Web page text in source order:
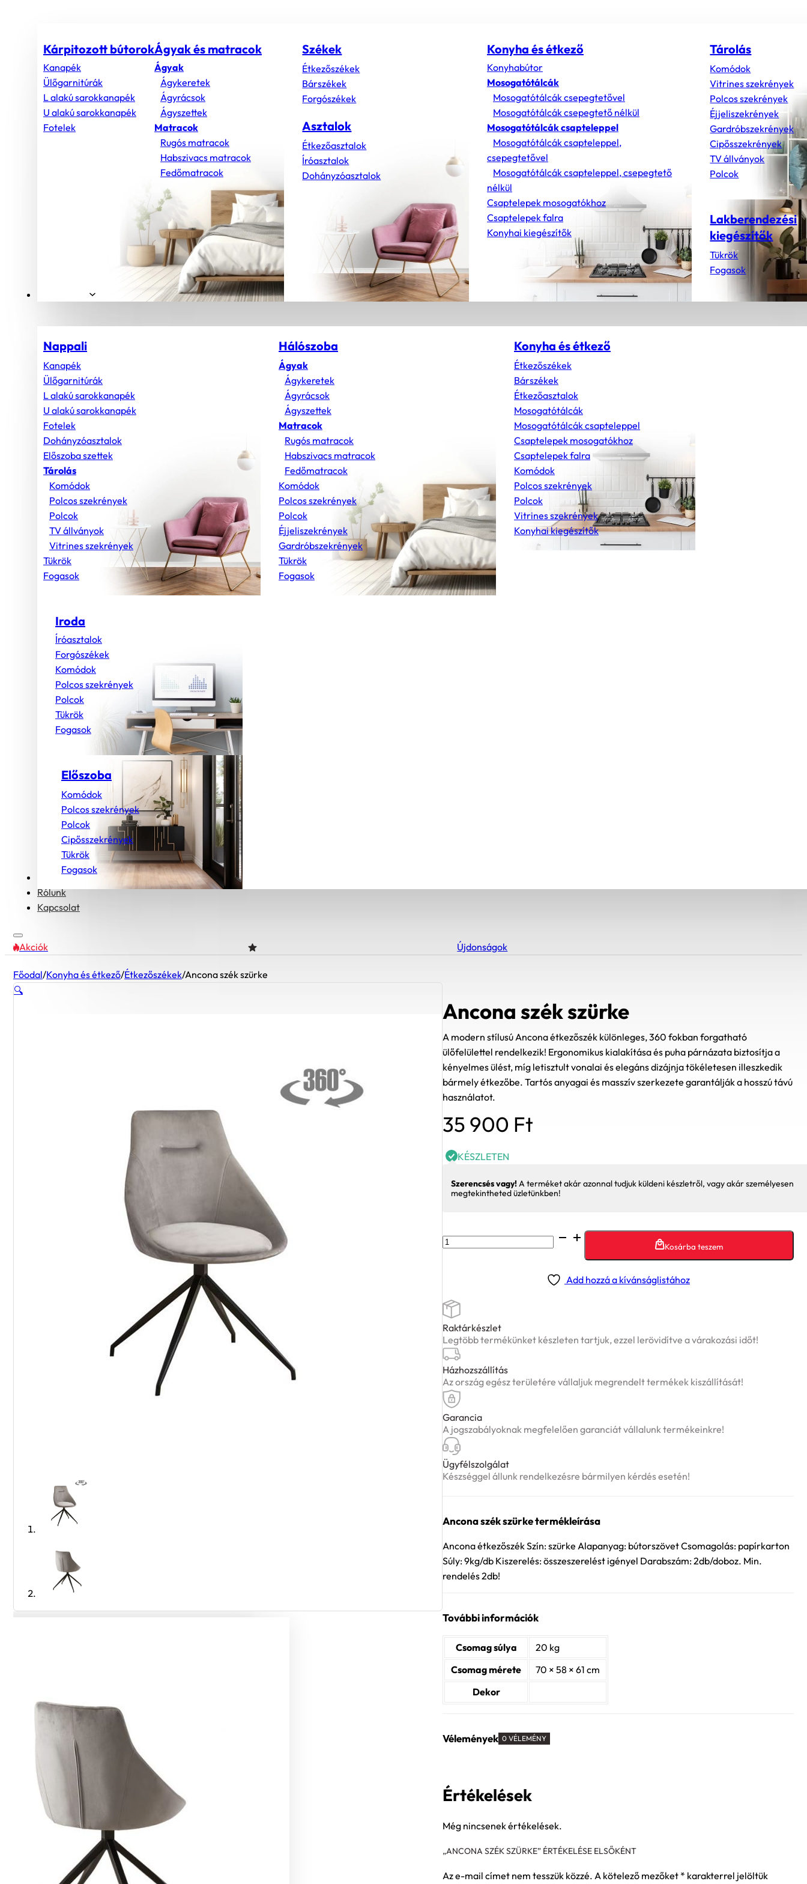
Kárpitozott bútorok
Kanapék
Ülőgarnitúrák
L alakú sarokkanapék
U alakú sarokkanapék
Fotelek
Ágyak és matracok
Ágyak
Ágykeretek
Ágyrácsok
Ágyszettek
Matracok
Rugós matracok
Habszivacs matracok
Fedőmatracok
Székek
Étkezőszékek
Bárszékek
Forgószékek
Asztalok
Étkezőasztalok
Íróasztalok
Dohányzóasztalok
Konyha és étkező
Konyhabútor
Mosogatótálcák
Mosogatótálcák csepegtetővel
Mosogatótálcák csepegtető nélkül
Mosogatótálcák csapteleppel
Mosogatótálcák csapteleppel,
csepegtetővel
Mosogatótálcák csapteleppel, csepegtető
nélkül
Csaptelepek mosogatókhoz
Csaptelepek falra
Konyhai kiegészítők
Tárolás
Komódok
Vitrines szekrények
Polcos szekrények
Éjjeliszekrények
Gardróbszekrények
Cipősszekrények
TV állványok
Polcok
Lakberendezési
kiegészítők
Tükrök
Fogasok
Nappali
Kanapék
Ülőgarnitúrák
L alakú sarokkanapék
U alakú sarokkanapék
Fotelek
Dohányzóasztalok
Előszoba szettek
Tárolás
Komódok
Polcos szekrények
Polcok
TV állványok
Vitrines szekrények
Tükrök
Fogasok
Hálószoba
Ágyak
Ágykeretek
Ágyrácsok
Ágyszettek
Matracok
Rugós matracok
Habszivacs matracok
Fedőmatracok
Komódok
Polcos szekrények
Polcok
Éjjeliszekrények
Gardróbszekrények
Tükrök
Fogasok
Konyha és étkező
Étkezőszékek
Bárszékek
Étkezőasztalok
Mosogatótálcák
Mosogatótálcák csapteleppel
Csaptelepek mosogatókhoz
Csaptelepek falra
Komódok
Polcos szekrények
Polcok
Vitrines szekrények
Konyhai kiegészítők
Iroda
Íróasztalok
Forgószékek
Komódok
Polcos szekrények
Polcok
Tükrök
Fogasok
Előszoba
Komódok
Polcos szekrények
Polcok
Cipősszekrények
Tükrök
Fogasok
Bútorcsaládok
Rólunk
Kapcsolat
Akciók Újdonságok
Főodal/Konyha és étkező/Étkezőszékek/Ancona szék szürke
🔍
Ancona szék szürke
A modern stílusú Ancona étkezőszék különleges, 360 fokban forgatható
ülőfelülettel rendelkezik! Ergonomikus kialakítása és puha párnázata biztosítja a
kényelmes ülést, míg letisztult vonalai és elegáns dizájnja tökéletesen illeszkedik
bármely étkezőbe. Tartós anyagai és masszív szerkezete garantálják a hosszú távú
használatot.
35 900 Ft
KÉSZLETEN
Szerencsés vagy!A terméket akár azonnal tudjuk küldeni készletről, vagy akár személyesen
megtekintheted üzletünkben!
Ancona
szék
Kosárba teszem
Add hozzá a kívánságlistához
Raktárkészlet
Legtöbb termékünket készleten tartjuk, ezzel lerövidítve a várakozási időt!
Házhozszállítás
Az ország egész területére vállaljuk megrendelt termékek kiszállítását!
Garancia
A jogszabályoknak megfelelően garanciát vállalunk termékeinkre!
Ügyfélszolgálat
Készséggel állunk rendelkezésre bármilyen kérdés esetén!
Ancona szék szürke termékleírása
Ancona étkezőszék Szín: szürke Alapanyag: bútorszövet Csomagolás: papírkarton
Súly: 9kg/db Kiszerelés: összeszerelést igényel Darabszám: 2db/doboz. Min.
rendelés 2db!
További információk
Csomag súlya
20 kg
Csomag mérete
70 × 58 × 61 cm
Dekor
Vélemények 0 VÉLEMÉNY
Értékelések
Még nincsenek értékelések.
„ANCONA SZÉK SZÜRKE” ÉRTÉKELÉSE ELSŐKÉNT
Az e-mail címet nem tesszük közzé. A kötelező mezőket * karakterrel jelöltük